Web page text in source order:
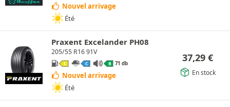
Nouvel arrivage
Été
Praxent Excelander PH08
205/55 R16 91V
C C B 71 db
Nouvel arrivage
Été
37,29 €
En stock